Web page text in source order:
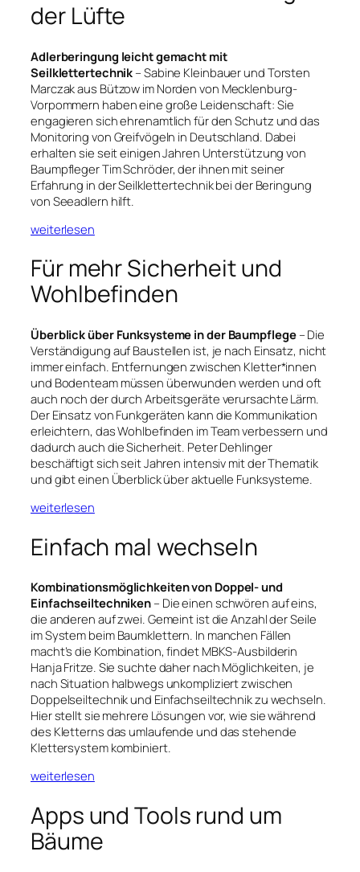
der Lüfte
Adlerberingung leicht gemacht mit
Seilklettertechnik – Sabine Kleinbauer und Torsten
Marczak aus Bützow im Norden von Mecklenburg-
Vorpommern haben eine große Leidenschaft: Sie
engagieren sich ehrenamtlich für den Schutz und das
Monitoring von Greifvögeln in Deutschland. Dabei
erhalten sie seit einigen Jahren Unterstützung von
Baumpfleger Tim Schröder, der ihnen mit seiner
Erfahrung in der Seilklettertechnik bei der Beringung
von Seeadlern hilft.
weiterlesen
Für mehr Sicherheit und
Wohlbefinden
Überblick über Funksysteme in der Baumpflege– Die
Verständigung auf Baustellen ist, je nach Einsatz, nicht
immer einfach. Entfernungen zwischen Kletter*innen
und Bodenteam müssen überwunden werden und oft
auch noch der durch Arbeitsgeräte verursachte Lärm.
Der Einsatz von Funkgeräten kann die Kommunikation
erleichtern, das Wohlbefinden im Team verbessern und
dadurch auch die Sicherheit. Peter Dehlinger
beschäftigt sich seit Jahren intensiv mit der Thematik
und gibt einen Überblick über aktuelle Funksysteme.
weiterlesen
Einfach mal wechseln
Kombinationsmöglichkeiten von Doppel- und
Einfachseiltechniken – Die einen schwören auf eins,
die anderen auf zwei. Gemeint ist die Anzahl der Seile
im System beim Baumklettern. In manchen Fällen
macht’s die Kombination, findet MBKS-Ausbilderin
Hanja Fritze. Sie suchte daher nach Möglichkeiten, je
nach Situation halbwegs unkompliziert zwischen
Doppelseiltechnik und Einfachseiltechnik zu wechseln.
Hier stellt sie mehrere Lösungen vor, wie sie während
des Kletterns das umlaufende und das stehende
Klettersystem kombiniert.
weiterlesen
Apps und Tools rund um
Bäume